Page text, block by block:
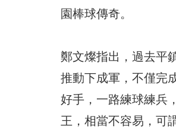
園棒球傳奇。
鄭文燦指出，過去平
推動下成軍，不僅完
好手，一路練球練兵
王，相當不容易，可